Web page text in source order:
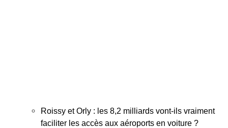
Roissy et Orly : les 8,2 milliards vont-ils vraiment
faciliter les accès aux aéroports en voiture ?